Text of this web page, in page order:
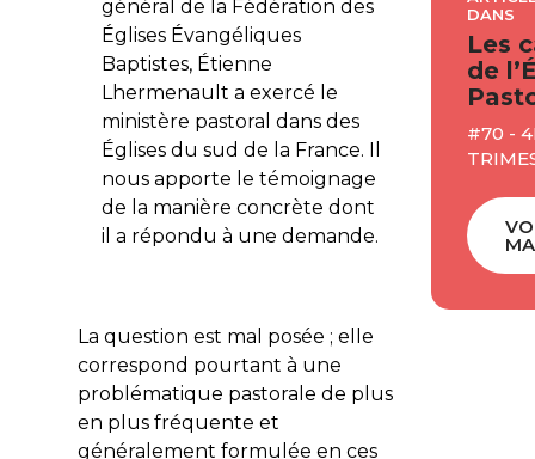
général de la Fédération des
Églises Évangéliques
Baptistes, Étienne
Lhermenault a exercé le
ministère pastoral dans des
Églises du sud de la France. Il
nous apporte le témoignage
de la manière concrète dont
il a répondu à une demande.
La question est mal posée ; elle
correspond pourtant à une
problématique pastorale de plus
en plus fréquente et
généralement formulée en ces
DANS
Les
de
#70 -